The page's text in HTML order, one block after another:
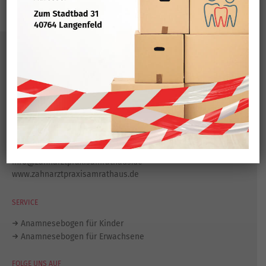
Zahnarztpraxis am Rathaus
Konrad-Adenauer-Platz 8
40764 Langenfeld
info@zahnarztpraxisamrathaus.de
www.zahnarztpraxisamrathaus.de
SERVICE
Anamnesebogen für Kinder
Anamnesebogen für Erwachsene
FOLGE UNS AUF